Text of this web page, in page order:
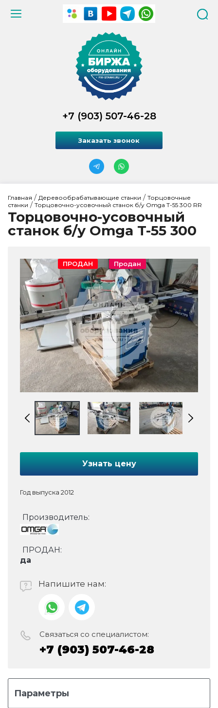
+7 (903) 507-46-28
Заказать звонок
Главная / Деревообрабатывающие станки / Торцовочные
станки / Торцовочно-усовочный станок б/у Omga T-55 300 RR
Торцовочно-усовочный
станок б/у Omga T-55 300
Продан
ПРОДАН
Узнать цену
Год выпуска 2012
Производитель:
ПРОДАН:
да
Напишите нам:
Связаться со специалистом:
+7 (903) 507-46-28
Параметры